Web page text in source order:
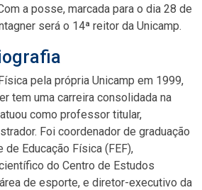
a posse, marcada para o dia 28 de
será o 14ª reitor da Unicamp.
pela própria Unicamp em 1999,
tem uma carreira consolidada na
como professor titular,
Foi coordenador de graduação
Educação Física (FEF),
do Centro de Estudos
de esporte, e diretor-executivo da